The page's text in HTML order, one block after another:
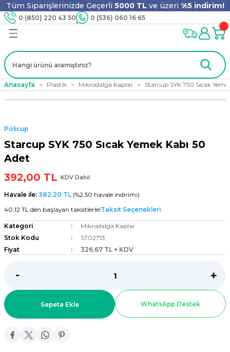
Tüm Siparişlerinizde Geçerli 5000 TLve üzeri %5 indirim!
0 (850) 220 43 50 0 (536) 060 16 65
Geri Dön
Geri Dön
Ürünleri
Geri Dön
Geri Dön
Tahta Karıştırıcı
Geri Dön
Kapları
Geri Dön
Geri Dön
Geri Dön
Anasayfa Plastik Mikrodalga Kaplar Starcup SYK 750 Sıcak
Policup
Starcup SYK 750 Sıcak Yemek Kabı 50
Adet
392,00 TL KDV Dahil
Havale ile: 382,20 TL (%2,50 havale indirimi)
40,12 TL den başlayan taksitlerle!Taksit Seçenekleri
Kategori
Mikrodalga Kaplar
Stok Kodu
ST02713
Fiyat
326,67 TL + KDV
Sepete Ekle WhatsApp Destek